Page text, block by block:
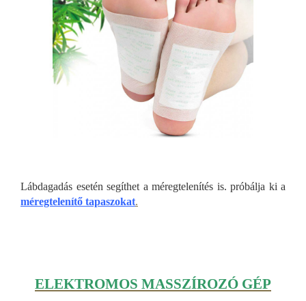
Lábdagadás esetén segíthet a méregtelenítés is. próbálja ki a
méregtelenítő tapaszokat.
ELEKTROMOS MASSZÍROZÓ GÉP